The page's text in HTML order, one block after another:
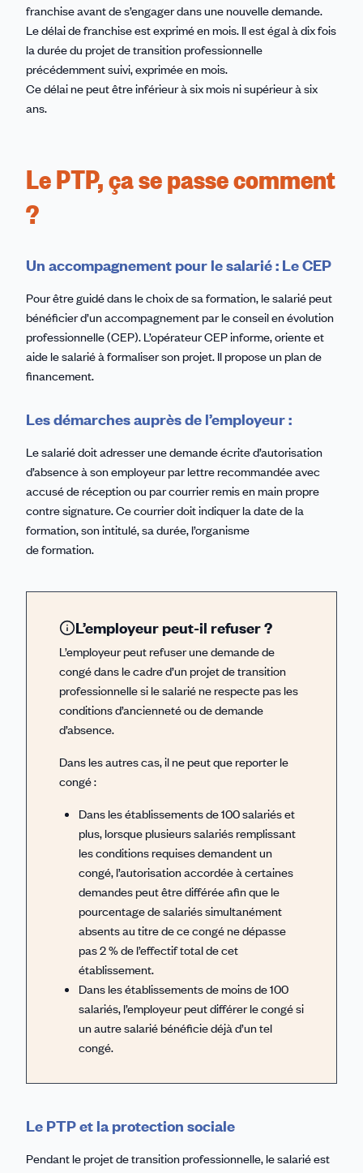
franchise avant de s’engager dans une nouvelle demande.
Le délai de franchise est exprimé en mois. Il est égal à dix fois
la durée du projet de transition professionnelle
précédemment suivi, exprimée en mois.
Ce délai ne peut être inférieur à six mois ni supérieur à six
ans.
Le PTP, ça se passe comment
?
Un accompagnement pour le salarié : Le CEP
Pour être guidé dans le choix de sa formation, le salarié peut
bénéficier d’un accompagnement par le conseil en évolution
professionnelle (CEP). L’opérateur CEP informe, oriente et
aide le salarié à formaliser son projet. Il propose un plan de
financement.
Les démarches auprès de l’employeur :
Le salarié doit adresser une demande écrite d’autorisation
d’absence à son employeur par lettre recommandée avec
accusé de réception ou par courrier remis en main propre
contre signature. Ce courrier doit indiquer la date de la
formation, son intitulé, sa durée, l’organisme
de formation.
L’employeur peut-il refuser ?
L’employeur peut refuser une demande de
congé dans le cadre d’un projet de transition
professionnelle si le salarié ne respecte pas les
conditions d’ancienneté ou de demande
d’absence.
Dans les autres cas, il ne peut que reporter le
congé :
Dans les établissements de 100 salariés et
plus, lorsque plusieurs salariés remplissant
les conditions requises demandent un
congé, l’autorisation accordée à certaines
demandes peut être différée afin que le
pourcentage de salariés simultanément
absents au titre de ce congé ne dépasse
pas 2 % de l’effectif total de cet
établissement.
Dans les établissements de moins de 100
salariés, l’employeur peut différer le congé si
un autre salarié bénéficie déjà d’un tel
congé.
Le PTP et la protection sociale
Pendant le projet de transition professionnelle, le salarié est